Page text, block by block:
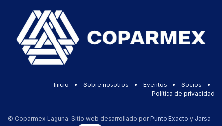
Inicio • Sobre nosotros • Eventos • Socios
•
Política de privacidad
© Coparmex Laguna. Sitio web desarrollado por Punto Exacto y Jarsa